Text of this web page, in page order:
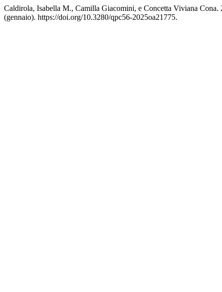
Caldirola, Isabella M., Camilla Giacomini, e Concetta Viviana
(gennaio). https://doi.org/10.3280/qpc56-2025oa21775.